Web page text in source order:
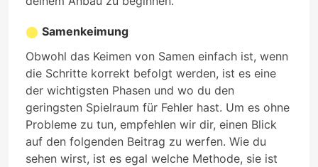
Samenkeimung
Obwohl das Keimen von Samen einfach ist, wenn
die Schritte korrekt befolgt werden, ist es eine
der wichtigsten Phasen und wo du den
geringsten Spielraum für Fehler hast. Um es ohne
Probleme zu tun, empfehlen wir dir, einen Blick
auf den folgenden Beitrag zu werfen. Wie du
sehen wirst, ist es egal welche Methode, sie ist